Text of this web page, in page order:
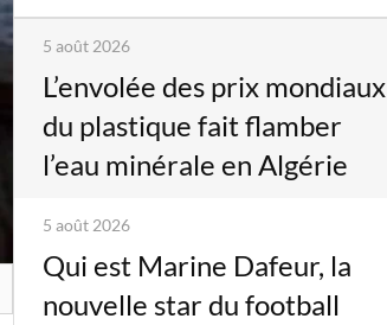
5 août 2026
L’envolée des prix mondiaux
du plastique fait flamber
l’eau minérale en Algérie
5 août 2026
Qui est Marine Dafeur, la
nouvelle star du football